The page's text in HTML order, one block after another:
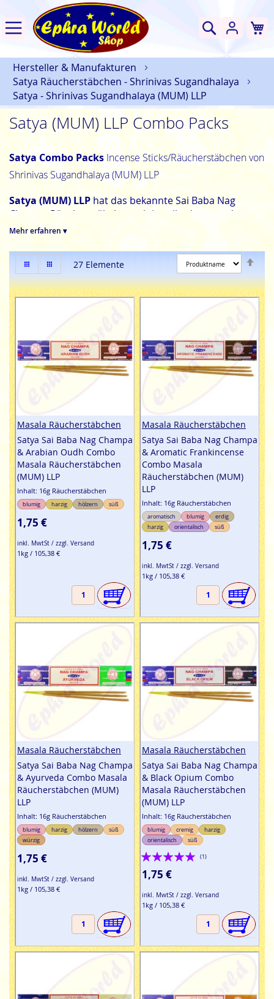
Suche
Hersteller & Manufakturen
Satya Räucherstäbchen - Shrinivas Sugandhalaya
Satya - Shrinivas Sugandhalaya (MUM) LLP
Satya (MUM) LLP Combo Packs
Satya Combo Packs Incense Sticks/Räucherstäbchen von
Shrinivas Sugandhalaya (MUM) LLP
Satya (MUM) LLP hat das bekannte Sai Baba Nag
Champa Räucherstäbchen mit jeweils einem anderen
Duft ihrer großen Duftpalette in eine Schachtel
verpackt, so dass man die Sorten einzeln entnehmen
kann. Öffnet man die Packung auf der blauen Seite,
dann hat man das Nag Champa Stäbchen, öffnet man
die andere Seite, dann hat man die andere Sorte.
Ephra World Shop
sagt, wenn man den Nag Champa
Duft mag und mal eine andere Sorte probieren
möchte, dann hat man hier eine wunderbare
Möglichkeit das zu tun.Einfach bestellen & günstig
kaufen - leicht gemacht.
Mehr erfahren ▾
Anzeigen
als
Liste 27 Elemente
Masala Räucherstäbchen
Satya Sai Baba Nag Champa
& Arabian Oudh Combo
Masala Räucherstäbchen
(MUM) LLP
Inhalt: 16g Räucherstäbchen
blumig harzig hölzern süß
1,75 €
inkl. MwtSt / zzgl. Versand
1kg / 105,38 €
Masala Räucherstäbchen
Satya Sai Baba Nag Champa
& Aromatic Frankincense
Combo Masala
Räucherstäbchen (MUM)
LLP
Inhalt: 16g Räucherstäbchen
aromatisch blumig
erdig
harzig
orientalisch süß
1,75 €
inkl. MwtSt / zzgl. Versand
1kg / 105,38 €
Masala Räucherstäbchen
Satya Sai Baba Nag Champa
& Ayurveda Combo Masala
Räucherstäbchen (MUM)
LLP
Inhalt: 16g Räucherstäbchen
blumig harzig hölzern
süß
würzig
1,75 €
inkl. MwtSt / zzgl. Versand
1kg / 105,38 €
Masala Räucherstäbchen
Satya Sai Baba Nag Champa
& Black Opium Combo
Masala Räucherstäbchen
(MUM) LLP
Inhalt: 16g Räucherstäbchen
blumig cremig
harzig
orientalisch
süß
Bewertung:
100%
(1)
1,75 €
inkl. MwtSt / zzgl. Versand
1kg / 105,38 €